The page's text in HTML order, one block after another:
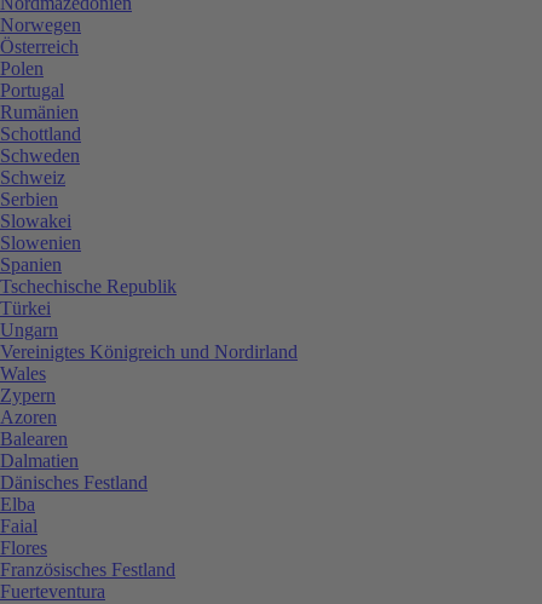
Norwegen
Österreich
Polen
Portugal
Rumänien
Schottland
Schweden
Schweiz
Serbien
Slowakei
Slowenien
Spanien
Tschechische Republik
Türkei
Ungarn
Vereinigtes Königreich und Nordirland
Wales
Zypern
Azoren
Balearen
Dalmatien
Dänisches Festland
Elba
Faial
Flores
Französisches Festland
Fuerteventura